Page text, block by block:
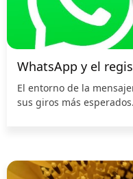
WhatsApp y el
El entorno de la
sus giros más